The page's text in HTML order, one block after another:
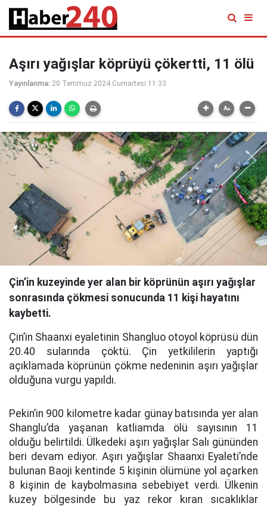
Aşırı yağışlar köprüyü çökertti, 11 ölü
Yayınlanma: 20 Temmuz 2024 Cumartesi 11:33
Çin’in kuzeyinde yer alan bir köprünün aşırı yağışlar
sonrasında çökmesi sonucunda 11 kişi hayatını
kaybetti.
Çin’in Shaanxi eyaletinin Shangluo otoyol köprüsü dün
20.40 sularında çöktü. Çin yetkililerin yaptığı
açıklamada köprünün çökme nedeninin aşırı yağışlar
olduğuna vurgu yapıldı.
Pekin’in 900 kilometre kadar günay batısında yer alan
Shanglu’da yaşanan katliamda ölü sayısının 11
olduğu belirtildi. Ülkedeki aşırı yağışlar Salı gününden
beri devam ediyor. Aşırı yağışlar Shaanxi Eyaleti’nde
bulunan Baoji kentinde 5 kişinin ölümüne yol açarken
8 kişinin de kaybolmasına sebebiyet verdi. Ülkenin
kuzey bölgesinde bu yaz rekor kıran sıcaklıklar